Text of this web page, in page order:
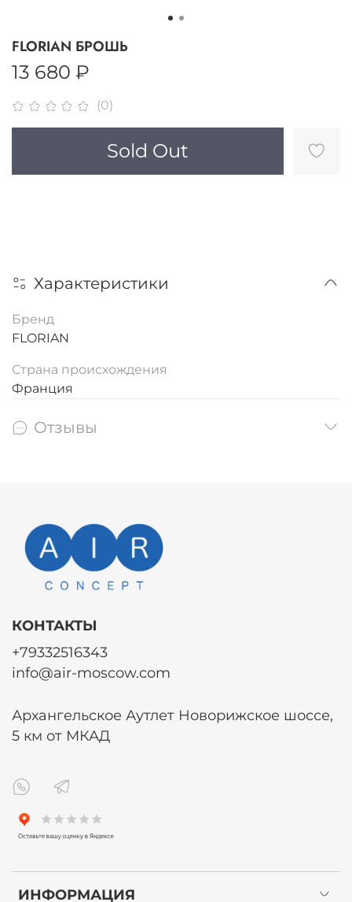
(0)
FLORIAN БРОШЬ
13 680 ₽
Sold Out
Характеристики
Бренд
FLORIAN
Страна происхождения
Франция
Отзывы
ИНФОРМАЦИЯ
КОНТАКТЫ
+79332516343
info@air-moscow.com
Архангельское Аутлет Новорижское шоссе,
5 км от МКАД